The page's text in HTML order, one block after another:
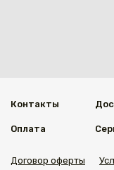
Контакты
Оплата
Договор оферты